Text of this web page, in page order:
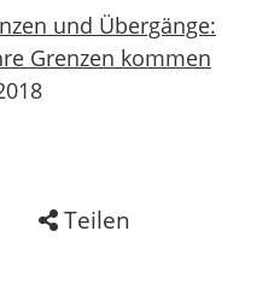
und Übergänge:
Grenzen kommen
Teilen